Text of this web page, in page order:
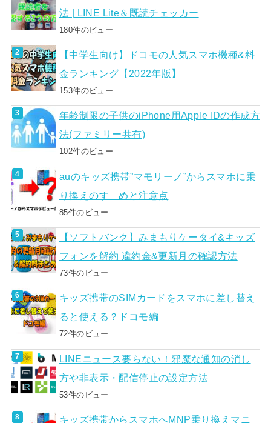
法 | LINE Lite＆既読チェッカー
180件のビュー
【中学生向け】ドコモの人気スマホ機種&料
金ランキング【2022年版】
153件のビュー
年齢制限の子供のiPhone用Apple IDの作成方
法(ファミリー共有)
102件のビュー
auのキッズ携帯”マモリーノ”からスマホに乗
り換えのすゝめと注意点
85件のビュー
【ソフトバンク】みまもりケータイ&キッズ
フォンを解約 違約金&更新月の確認方法
73件のビュー
キッズ携帯のSIMカードをスマホに差し替え
ると使える？ドコモ編
72件のビュー
LINEニュース要らない！邪魔な通知の消し
方や非表示・配信停止の設定方法
53件のビュー
キッズ携帯からスマホへMNP乗り換えマニ